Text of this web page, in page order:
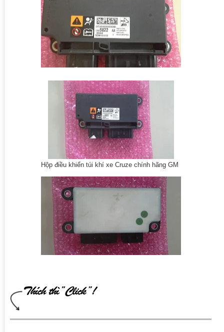
Hộp điều khiển túi khí xe Cruze chính hãng GM